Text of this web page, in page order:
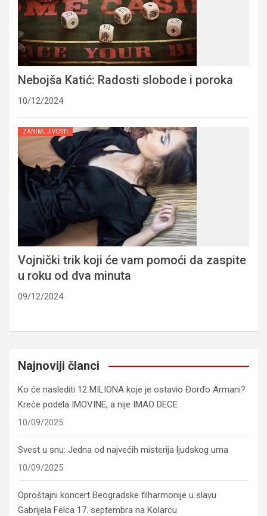
Nebojša Katić: Radosti slobode i poroka
10/12/2024
ZANIMLJIVOSTI
Vojnički trik koji će vam pomoći da zaspite
u roku od dva minuta
09/12/2024
Najnoviji članci
Ko će naslediti 12 MILIONA koje je ostavio Đorđo Armani?
Kreće podela IMOVINE, a nije IMAO DECE
10/09/2025
Svest u snu: Jedna od najvećih misterija ljudskog uma
10/09/2025
Oproštajni koncert Beogradske filharmonije u slavu
Gabrijela Felca 17. septembra na Kolarcu